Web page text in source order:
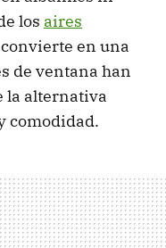
los aires
en una
de ventana han
la alternativa
comodidad.